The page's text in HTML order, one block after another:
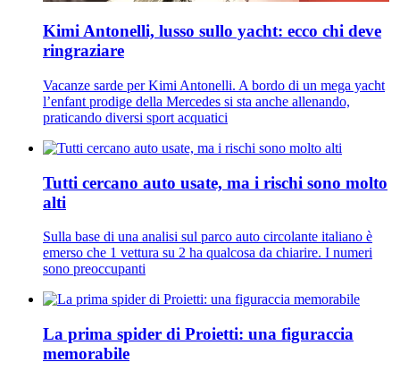
Kimi Antonelli, lusso sullo yacht: ecco chi deve
ringraziare
Vacanze sarde per Kimi Antonelli. A bordo di un mega yacht
l’enfant prodige della Mercedes si sta anche allenando,
praticando diversi sport acquatici
Tutti cercano auto usate, ma i rischi sono molto
alti
Sulla base di una analisi sul parco auto circolante italiano è
emerso che 1 vettura su 2 ha qualcosa da chiarire. I numeri
sono preoccupanti
La prima spider di Proietti: una figuraccia
memorabile